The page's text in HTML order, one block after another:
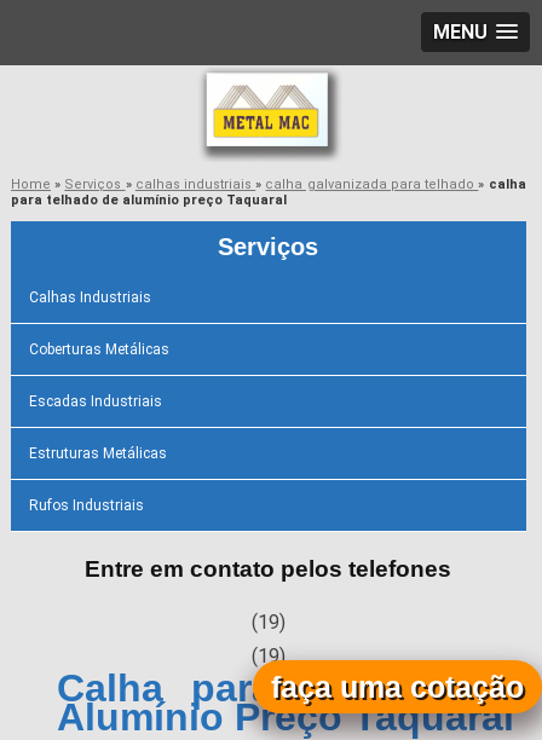
MENU
Home » Serviços » calhas industriais» calha galvanizada para telhado» calha
para telhado de alumínio preço Taquaral
Serviços
Calhas Industriais
Coberturas Metálicas
Escadas Industriais
Estruturas Metálicas
Rufos Industriais
Entre em contato pelos telefones
(19)
(19)
Calha para Telhado de
Alumínio Preço Taquaral
faça uma cotação